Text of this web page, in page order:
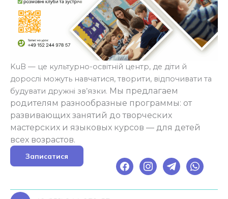
KuB — це культурно-освітній центр, де діти й
дорослі можуть навчатися, творити, відпочивати та
будувати дружні зв’язки. Мы предлагаем
родителям разнообразные программы: от
развивающих занятий до творческих
мастерских и языковых курсов — для детей
всех возрастов.
Записатися
facebookinstagramtelegramwhatsapp